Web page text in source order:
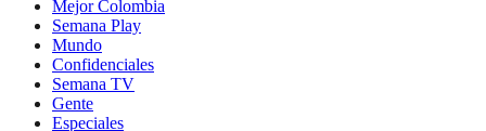
Mejor Colombia
Semana Play
Mundo
Confidenciales
Semana TV
Gente
Especiales